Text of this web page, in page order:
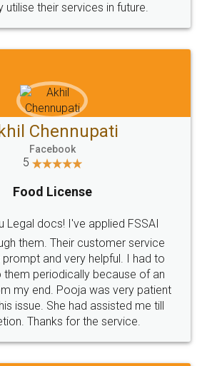
utilise their services in future.
Chennupati
Facebook
5
Food License
Legal docs! I've applied FSSAI
them. Their customer service
and very helpful. I had to
them periodically because of an
my end. Pooja was very patient
issue. She had assisted me till
Thanks for the service.